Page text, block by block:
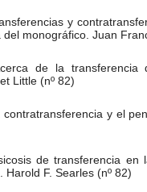
y
del monográfico. Juan
de la transferencia
Little (nº 82)
y el
de transferencia en
Harold F. Searles (nº 82)